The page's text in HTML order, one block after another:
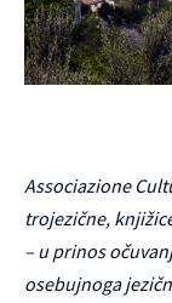
Associazione
trojezične,
– u prinos
osebujnoga